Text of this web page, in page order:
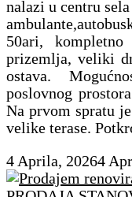
nalazi u centru
50ari,
prizemlja, veliki
ostava.
poslovnog
Na prvom spratu
velike terase.
4 Aprila, 20264